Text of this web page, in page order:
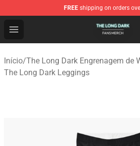
FREE shipping on orders
Open menu
The Long Dark Shop - Official
Início/The Long Dark Engrenagem de
The Long Dark Leggings